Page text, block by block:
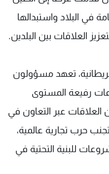
في البلاد واستبدالها
العلاقات بين البلدين.
تعهد مسؤولون
رفيعة المستوى
العلاقات عبر التعاون في
حرب تجارية عالمية،
للبنية التحتية في
الإسـتخدام
الخصوصية